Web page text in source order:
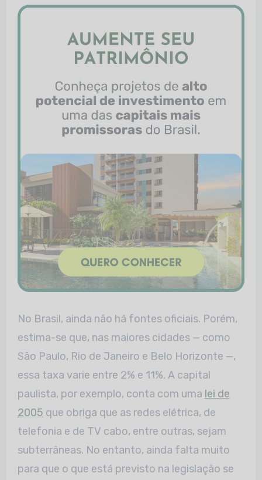
No Brasil, ainda não há fontes oficiais. Porém,
estima-se que, nas maiores cidades — como
São Paulo, Rio de Janeiro e Belo Horizonte —,
essa taxa varie entre 2% e 11%. A capital
paulista, por exemplo, conta com uma lei de
2005 que obriga que as redes elétrica, de
telefonia e de TV cabo, entre outras, sejam
subterrâneas. No entanto, ainda falta muito
para que o que está previsto na legislação se